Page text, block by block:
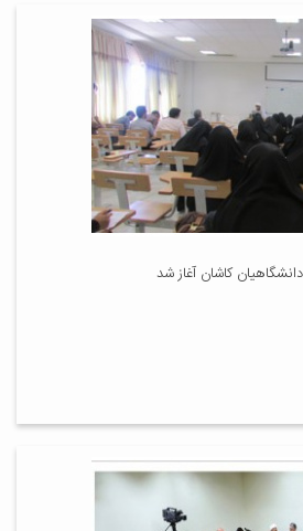
کاشان آغاز شد